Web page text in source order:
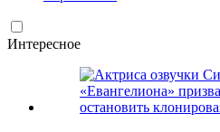
Интересное